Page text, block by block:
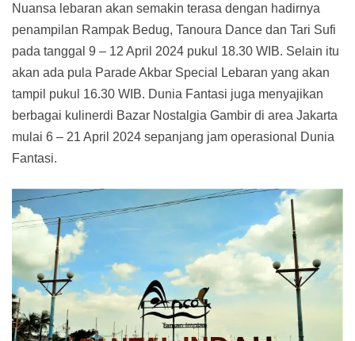
Nuansa lebaran akan semakin terasa dengan hadirnya
penampilan Rampak Bedug, Tanoura Dance dan Tari Sufi
pada tanggal 9 – 12 April 2024 pukul 18.30 WIB. Selain itu
akan ada pula Parade Akbar Special Lebaran yang akan
tampil pukul 16.30 WIB. Dunia Fantasi juga menyajikan
berbagai kulinerdi Bazar Nostalgia Gambir di area Jakarta
mulai 6 – 21 April 2024 sepanjang jam operasional Dunia
Fantasi.